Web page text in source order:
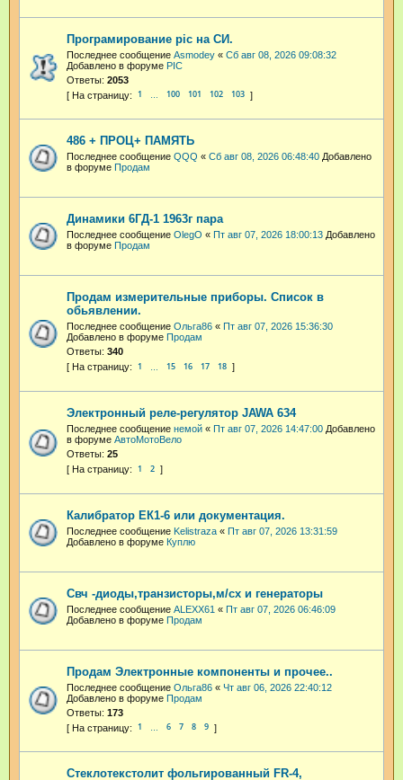
Програмирование pic на СИ.
Последнее сообщение Asmodey « Сб авг 08, 2026 09:08:32
Добавлено в форуме PIC
Ответы: 2053
1 100 101 102 103
486 + ПРОЦ+ ПАМЯТЬ
Последнее сообщение QQQ « Сб авг 08, 2026 06:48:40 Добавлено
в форуме Продам
Динамики 6ГД-1 1963г пара
Последнее сообщение OlegO « Пт авг 07, 2026 18:00:13 Добавлено
в форуме Продам
Продам измерительные приборы. Список в
обьявлении.
Последнее сообщение Ольга86 « Пт авг 07, 2026 15:36:30
Добавлено в форуме Продам
Ответы: 340
1 15 16 17 18
Электронный реле-регулятор JAWA 634
Последнее сообщение немой « Пт авг 07, 2026 14:47:00 Добавлено
в форуме АвтоМотоВело
Ответы: 25
1 2
Калибратор ЕК1-6 или документация.
Последнее сообщение Kelistraza « Пт авг 07, 2026 13:31:59
Добавлено в форуме Куплю
Свч -диоды,транзисторы,м/сх и генераторы
Последнее сообщение ALEXX61 « Пт авг 07, 2026 06:46:09
Добавлено в форуме Продам
Продам Электронные компоненты и прочее..
Последнее сообщение Ольга86 « Чт авг 06, 2026 22:40:12
Добавлено в форуме Продам
Ответы: 173
1 6 7 8 9
Стеклотекстолит фольгированный FR-4,